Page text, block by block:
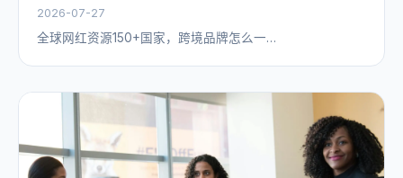
2026-07-27
全球网红资源150+国家，跨境品牌怎么一…